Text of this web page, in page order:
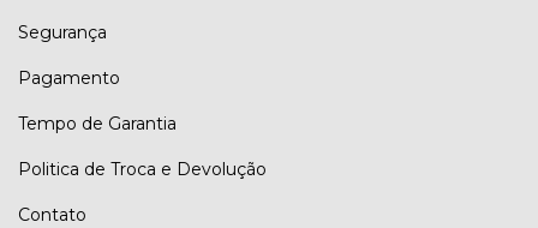
Segurança
Pagamento
Tempo de Garantia
Politica de Troca e Devolução
Contato